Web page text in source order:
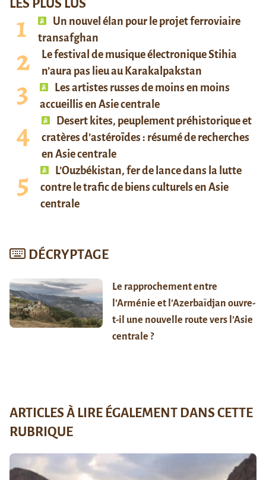
LES PLUS LUS
Un nouvel élan pour le projet ferroviaire
transafghan
Le festival de musique électronique Stihia
n’aura pas lieu au Karakalpakstan
Les artistes russes de moins en moins
accueillis en Asie centrale
Desert kites, peuplement préhistorique et
cratères d’astéroïdes : résumé de recherches
en Asie centrale
L’Ouzbékistan, fer de lance dans la lutte
contre le trafic de biens culturels en Asie
centrale
DÉCRYPTAGE
Le rapprochement entre
l’Arménie et l’Azerbaïdjan ouvre-
t-il une nouvelle route vers l’Asie
centrale ?
ARTICLES À LIRE ÉGALEMENT DANS CETTE
RUBRIQUE